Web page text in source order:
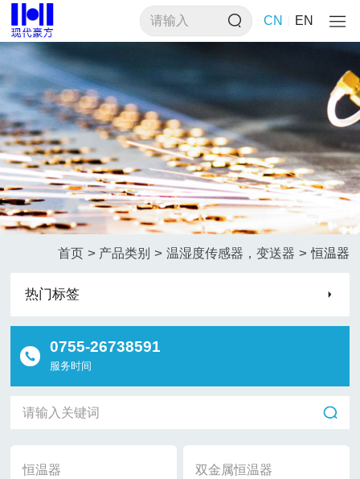
CN EN
首页 > 产品类别 > 温湿度传感器，变送器 > 恒温器
热门标签
0755-26738591
服务时间
恒温器 双金属恒温器